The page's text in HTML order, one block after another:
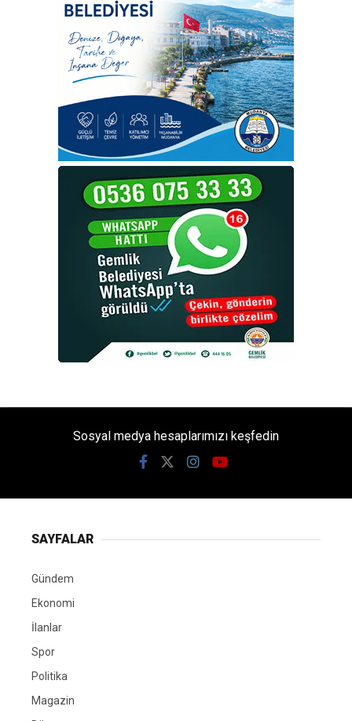
Sosyal medya hesaplarımızı keşfedin
SAYFALAR
Gündem
Ekonomi
İlanlar
Spor
Politika
Magazin